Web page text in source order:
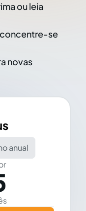
ou leia
se
novas
anual